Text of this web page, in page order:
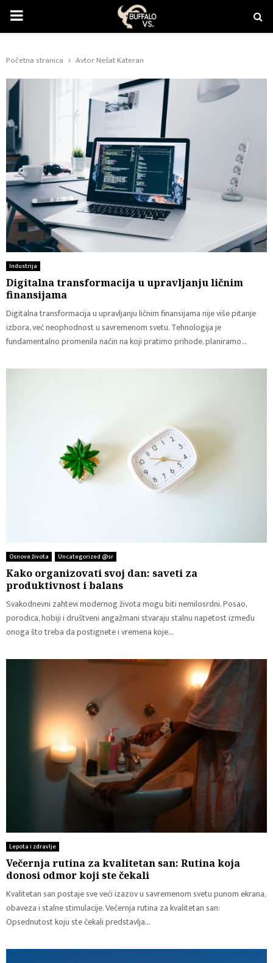
PRIMARY
Početna stranica AvtorNešat Kateran
Industrija
Digitalna transformacija u upravljanju ličnim
finansijama
Digitalna transformacija u upravljanju ličnim finansijama nije više pitanje
izbora, već neophodnost u savremenom svetu. Tehnologija je
fundamentalno promenila način na koji pratimo prihode, planiramo...
Osnove života Uncategorized @sr
Kako organizovati svoj dan: saveti za
produktivnost i balans
Svakodnevni zahtevi modernog života mogu biti nemilosrdni. Posao,
porodica, hobiji i društveni angažmani stvaraju stalnu napetost između
onoga što treba da postignete i vremena koje...
Lepota i zdravlje
Večernja rutina za kvalitetan san: Rutina koja
donosi odmor koji ste čekali
Kvalitetan san postaje sve veći izazov u savremenom svetu punom ekrana,
obaveza i stalne stimulacije. Večernja rutina za kvalitetan san:
Opsednutost koju ste čekali predstavlja...